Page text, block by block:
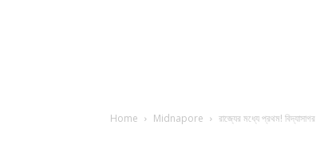
Home Midnapore রাজ্যের মধ্যে প্রথম!